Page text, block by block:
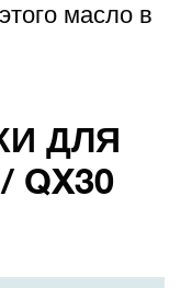
масло в
ДЛЯ
QX30